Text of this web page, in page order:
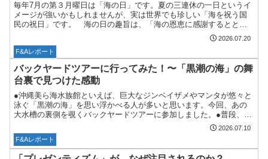
毎年7月の第３月曜日は「海の日」です。夏の三連休の一日というイ
メージが強いかもしれませんが、実は世界でも珍しい「海を祝う国
民の祝日」です。 海の日の趣旨は、「海の恩恵に感謝するととも
に、海洋国日本の繁栄を願う日」と、法律で定められています。...
2026.07.20
F&Aレポート
バックヤードツアーに行ってみた！〜「黒潮の海」の舞
台裏で見つけた感動
●沖縄美ら海水族館といえば、巨大なジンベイザメやマンタが悠々と
泳ぐ「黒潮の海」を思い浮かべる人が多いと思います。今回、あの
大水槽の裏側を覗くバックヤードツアーに参加しました。●普段、関
係者以外は立ち入ることのできない扉を抜けると、そこには展...
2026.07.10
F&Aレポート